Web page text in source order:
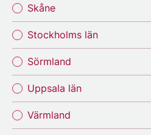
Skåne
Stockholms län
Sörmland
Uppsala län
Värmland